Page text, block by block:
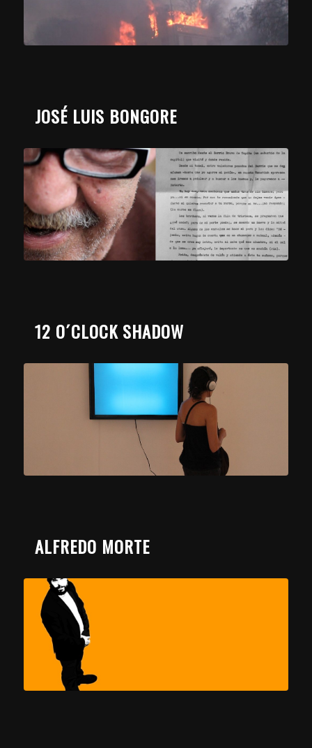
JOSÉ LUIS BONGORE
12 O´CLOCK SHADOW
ALFREDO MORTE